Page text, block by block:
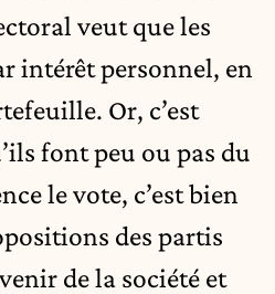
veut que les
intérêt personnel, en
Or, c’est
font peu ou pas du
le vote, c’est bien
des partis
de la société et